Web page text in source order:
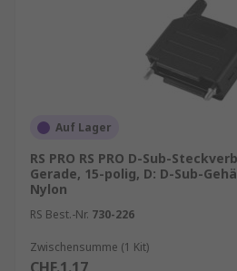
Auf Lager
RS PRO RS PRO D-Sub-
Gerade, 15-polig, D: D-Sub-
Nylon
RS Best.-Nr. 730-226
Zwischensumme (1 Kit)